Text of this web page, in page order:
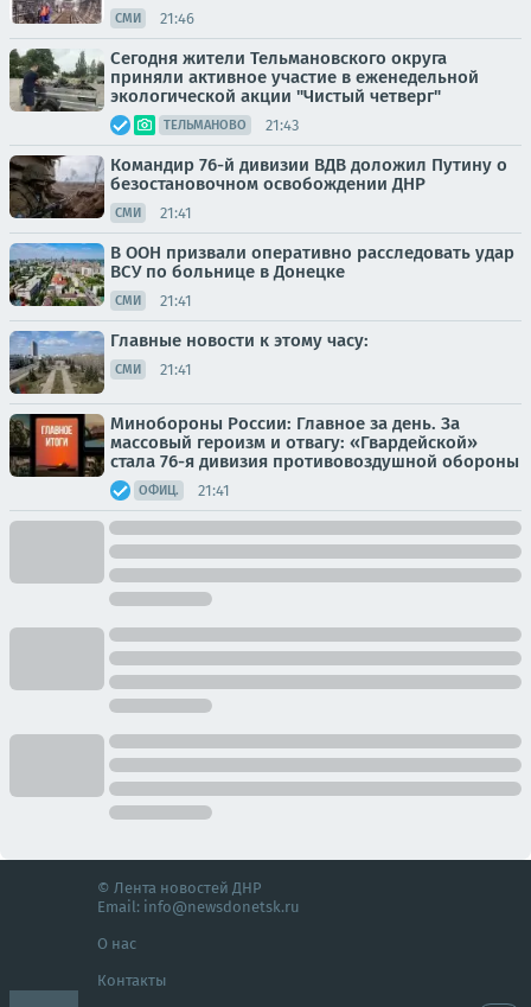
СМИ 21:46
Сегодня жители Тельмановского округа
приняли активное участие в еженедельной
экологической акции "Чистый четверг"
ТЕЛЬМАНОВО 21:43
Командир 76-й дивизии ВДВ доложил Путину о
безостановочном освобождении ДНР
СМИ 21:41
В ООН призвали оперативно расследовать удар
ВСУ по больнице в Донецке
СМИ 21:41
Главные новости к этому часу:
СМИ 21:41
Минобороны России: Главное за день. За
массовый героизм и отвагу: «Гвардейской»
стала 76-я дивизия противовоздушной обороны
ОФИЦ. 21:41
© Лента новостей ДНР
Email: info@newsdonetsk.ru
О нас
Контакты